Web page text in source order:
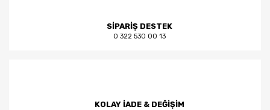
SİPARİŞ DESTEK
0 322 530 00 13
KOLAY İADE & DEĞİŞİM